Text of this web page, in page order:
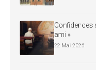
Confidences
ami »
22 Mai 2026